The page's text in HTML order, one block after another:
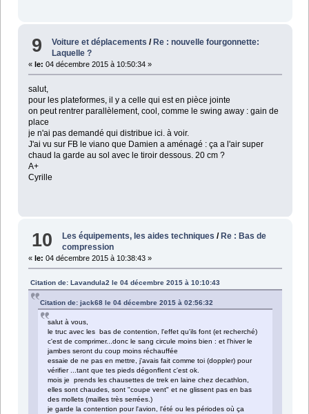
9 Voiture et déplacements /Re : nouvelle fourgonnette:
Laquelle ?
« le: 04 décembre 2015 à 10:50:34 »
salut,
pour les plateformes, il y a celle qui est en pièce jointe
on peut rentrer parallèlement, cool, comme le swing away : gain de
place
je n'ai pas demandé qui distribue ici. à voir.
J'ai vu sur FB le viano que Damien a aménagé : ça a l'air super
chaud la garde au sol avec le tiroir dessous. 20 cm ?
A+
Cyrille
10 Les équipements, les aides techniques / Re : Bas de
compression
« le: 04 décembre 2015 à 10:38:43 »
Citation de: Lavandula2 le 04 décembre 2015 à 10:10:43
Citation de: jack68 le 04 décembre 2015 à 02:56:32
salut à vous,
le truc avec les bas de contention, l'effet qu'ils font (et recherché)
c'est de comprimer...donc le sang circule moins bien : et l'hiver le
jambes seront du coup moins réchauffée
essaie de ne pas en mettre, j'avais fait comme toi (doppler) pour
vérifier ...tant que tes pieds dégonflent c'est ok.
mois je prends les chausettes de trek en laine chez decathlon,
elles sont chaudes, sont "coupe vent" et ne glissent pas en bas
des mollets (mailles très serrées.)
je garde la contention pour l'avion, l'été ou les périodes où ça